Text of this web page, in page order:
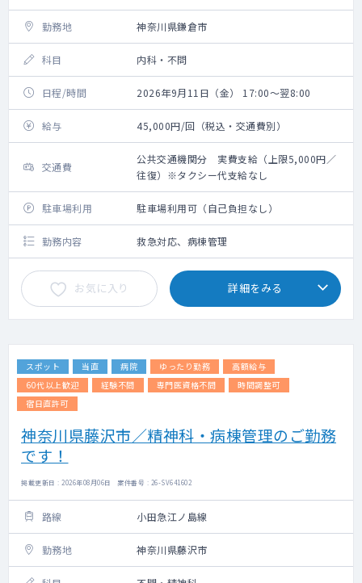
勤務地 神奈川県鎌倉市
科目 内科・不問
日程/時間 2026年9月11日（金） 17:00～翌8:00
給与 45,000円/回（税込・交通費別）
交通費
公共交通機関分 実費支給（上限5,000円／
往復）※タクシー代支給なし
駐車場利用 駐車場利用可（自己負担なし）
勤務内容 救急対応、病棟管理
お気に入り 詳細をみる
スポット 当直 病院 ゆったり勤務
高額給与
60代以上歓迎
経験不問 専門医資格不問
時間調整可
宿日直許可
神奈川県藤沢市／精神科・病棟管理のご勤務
です！
掲載更新日 : 2026年08月06日 案件番号 : 26-SV641602
路線 小田急江ノ島線
勤務地 神奈川県藤沢市